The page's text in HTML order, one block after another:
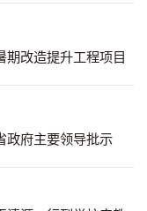
期改造提升工程项目
政府主要领导批示